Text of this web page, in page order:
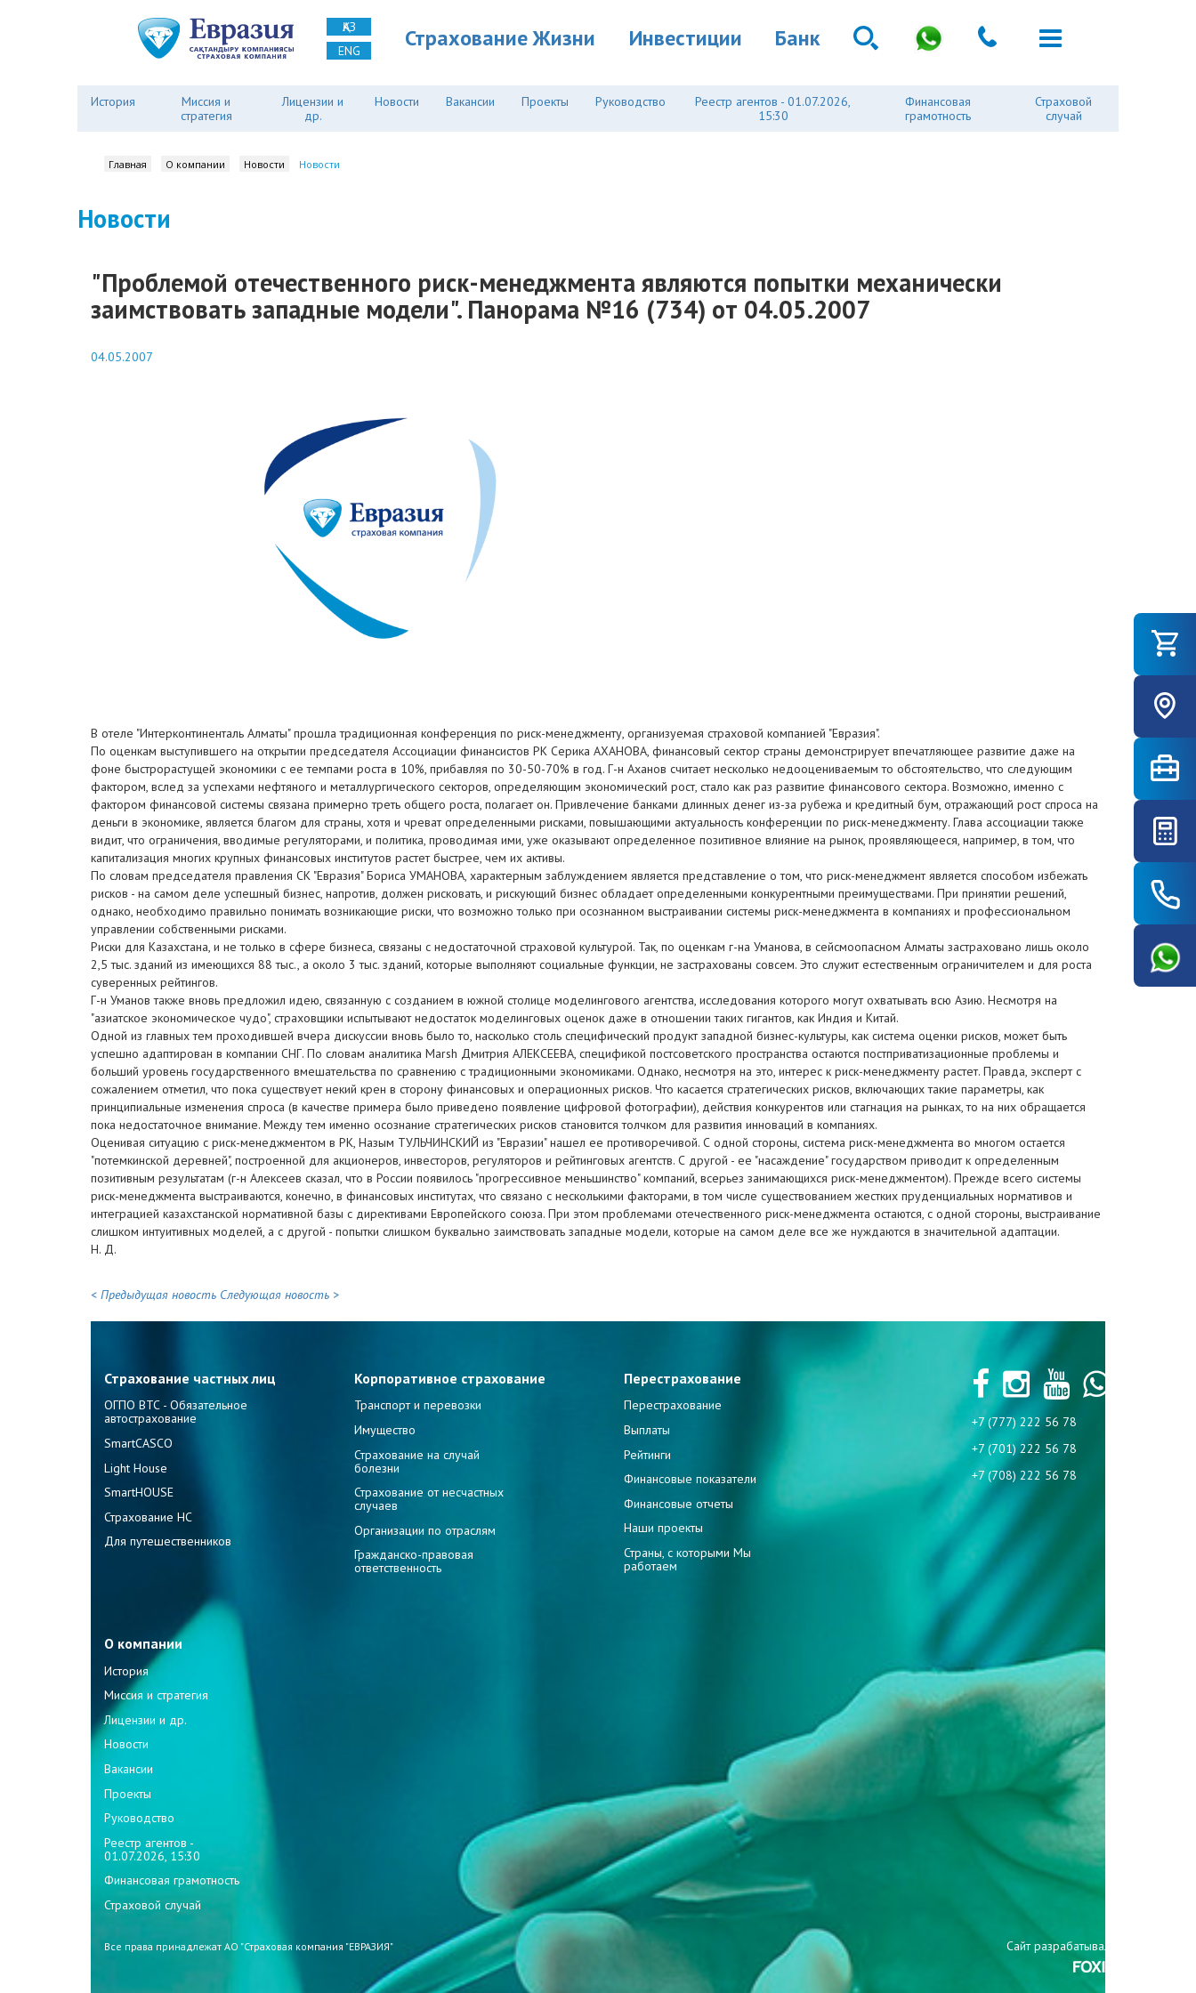
ҚАЗ
ENG
Страхование Жизни Инвестиции Банк
История
Миссия и
стратегия
Лицензии и
др.
Новости Вакансии Проекты Руководство
Реестр агентов - 01.07.2026,
15:30
Финансовая
грамотность
Страховой
случай
Главная О компании Новости Новости
Новости
"Проблемой отечественного риск-менеджмента являются попытки механически
заимствовать западные модели". Панорама №16 (734) от 04.05.2007
04.05.2007
В отеле "Интерконтиненталь Алматы" прошла традиционная конференция по риск-менеджменту, организуемая страховой компанией "Евразия".
По оценкам выступившего на открытии председателя Ассоциации финансистов РК Серика АХАНОВА, финансовый сектор страны демонстрирует впечатляющее развитие даже на
фоне быстрорастущей экономики с ее темпами роста в 10%, прибавляя по 30-50-70% в год. Г-н Аханов считает несколько недооцениваемым то обстоятельство, что следующим
фактором, вслед за успехами нефтяного и металлургического секторов, определяющим экономический рост, стало как раз развитие финансового сектора. Возможно, именно с
фактором финансовой системы связана примерно треть общего роста, полагает он. Привлечение банками длинных денег из-за рубежа и кредитный бум, отражающий рост спроса на
деньги в экономике, является благом для страны, хотя и чреват определенными рисками, повышающими актуальность конференции по риск-менеджменту. Глава ассоциации также
видит, что ограничения, вводимые регуляторами, и политика, проводимая ими, уже оказывают определенное позитивное влияние на рынок, проявляющееся, например, в том, что
капитализация многих крупных финансовых институтов растет быстрее, чем их активы.
По словам председателя правления СК "Евразия" Бориса УМАНОВА, характерным заблуждением является представление о том, что риск-менеджмент является способом избежать
рисков - на самом деле успешный бизнес, напротив, должен рисковать, и рискующий бизнес обладает определенными конкурентными преимуществами. При принятии решений,
однако, необходимо правильно понимать возникающие риски, что возможно только при осознанном выстраивании системы риск-менеджмента в компаниях и профессиональном
управлении собственными рисками.
Риски для Казахстана, и не только в сфере бизнеса, связаны с недостаточной страховой культурой. Так, по оценкам г-на Уманова, в сейсмоопасном Алматы застраховано лишь около
2,5 тыс. зданий из имеющихся 88 тыс., а около 3 тыс. зданий, которые выполняют социальные функции, не застрахованы совсем. Это служит естественным ограничителем и для роста
суверенных рейтингов.
Г-н Уманов также вновь предложил идею, связанную с созданием в южной столице моделингового агентства, исследования которого могут охватывать всю Азию. Несмотря на
"азиатское экономическое чудо", страховщики испытывают недостаток моделинговых оценок даже в отношении таких гигантов, как Индия и Китай.
Одной из главных тем проходившей вчера дискуссии вновь было то, насколько столь специфический продукт западной бизнес-культуры, как система оценки рисков, может быть
успешно адаптирован в компании СНГ. По словам аналитика Marsh Дмитрия АЛЕКСЕЕВА, спецификой постсоветского пространства остаются постприватизационные проблемы и
больший уровень государственного вмешательства по сравнению с традиционными экономиками. Однако, несмотря на это, интерес к риск-менеджменту растет. Правда, эксперт с
сожалением отметил, что пока существует некий крен в сторону финансовых и операционных рисков. Что касается стратегических рисков, включающих такие параметры, как
принципиальные изменения спроса (в качестве примера было приведено появление цифровой фотографии), действия конкурентов или стагнация на рынках, то на них обращается
пока недостаточное внимание. Между тем именно осознание стратегических рисков становится толчком для развития инноваций в компаниях.
Оценивая ситуацию с риск-менеджментом в РК, Назым ТУЛЬЧИНСКИЙ из "Евразии" нашел ее противоречивой. С одной стороны, система риск-менеджмента во многом остается
"потемкинской деревней", построенной для акционеров, инвесторов, регуляторов и рейтинговых агентств. С другой - ее "насаждение" государством приводит к определенным
позитивным результатам (г-н Алексеев сказал, что в России появилось "прогрессивное меньшинство" компаний, всерьез занимающихся риск-менеджментом). Прежде всего системы
риск-менеджмента выстраиваются, конечно, в финансовых институтах, что связано с несколькими факторами, в том числе существованием жестких пруденциальных нормативов и
интеграцией казахстанской нормативной базы с директивами Европейского союза. При этом проблемами отечественного риск-менеджмента остаются, с одной стороны, выстраивание
слишком интуитивных моделей, а с другой - попытки слишком буквально заимствовать западные модели, которые на самом деле все же нуждаются в значительной адаптации.
Н. Д.
< Предыдущая новость Следующая новость >
Страхование частных лиц
ОГПО ВТС - Обязательное
автострахование
SmartCASCO
Light House
SmartHOUSE
Страхование НС
Для путешественников
Корпоративное страхование
Транспорт и перевозки
Имущество
Страхование на случай
болезни
Страхование от несчастных
случаев
Организации по отраслям
Гражданско-правовая
ответственность
Перестрахование
Перестрахование
Выплаты
Рейтинги
Финансовые показатели
Финансовые отчеты
Наши проекты
Страны, с которыми Мы
работаем
О компании
История
Миссия и стратегия
Лицензии и др.
Новости
Вакансии
Проекты
Руководство
Реестр агентов -
01.07.2026, 15:30
Финансовая грамотность
Страховой случай
+7 (777) 222 56 78
+7 (701) 222 56 78
+7 (708) 222 56 78
Все права принадлежат АО "Страховая компания "ЕВРАЗИЯ" Сайт разрабатывали: